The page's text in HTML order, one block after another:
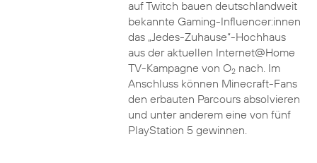
auf Twitch bauen deutschlandweit
bekannte Gaming-Influencer:innen
das „Jedes-Zuhause“-Hochhaus
aus der aktuellen Internet@Home
TV-Kampagne von O2nach. Im
Anschluss können Minecraft-Fans
den erbauten Parcours absolvieren
und unter anderem eine von fünf
PlayStation 5 gewinnen.